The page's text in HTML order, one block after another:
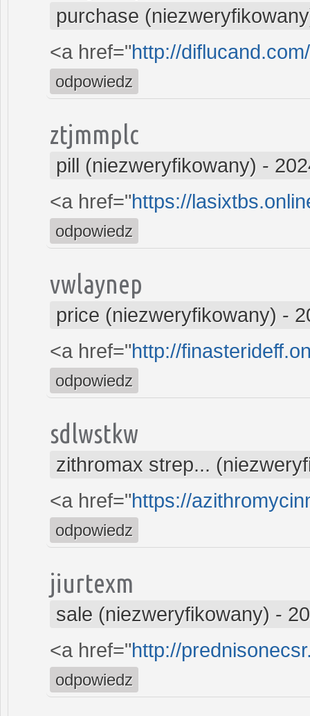
purchase
<a href="http://
odpowiedz
ztjmmplc
pill (niezweryfikowany) -
<a href="https://
odpowiedz
vwlaynep
price (niezweryfikowany) -
<a href="http://
odpowiedz
sdlwstkw
zithromax strep...
<a href="https://
odpowiedz
jiurtexm
sale (niezweryfikowany) -
<a href="http://
odpowiedz